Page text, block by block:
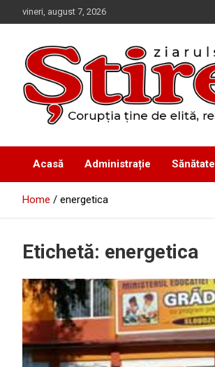
to
vineri, august 7, 2026
Ziarul Știrea
Acasă Administrație Sănătate
Home energetica
Etichetă: energetica